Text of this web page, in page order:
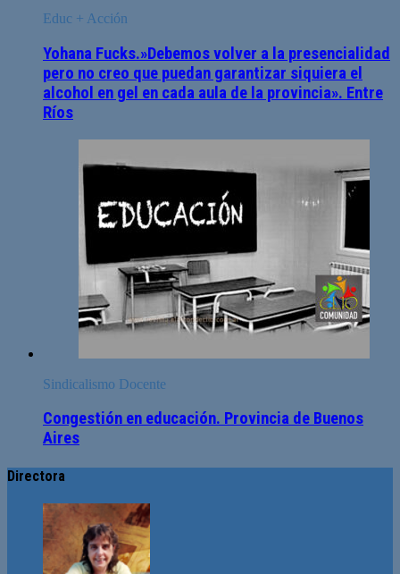
Educ + Acción
Yohana Fucks.»Debemos volver a la presencialidad
pero no creo que puedan garantizar siquiera el
alcohol en gel en cada aula de la provincia». Entre
Ríos
Sindicalismo Docente
Congestión en educación. Provincia de Buenos
Aires
Directora